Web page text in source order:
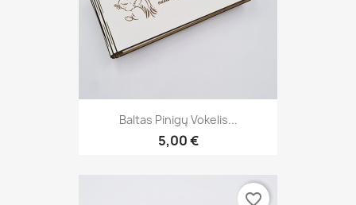
Baltas Pinigų Vokelis...
5,00 €
favorite_border